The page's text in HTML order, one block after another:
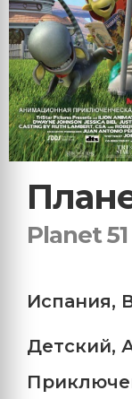
Planet 51
Испания,
Детский,